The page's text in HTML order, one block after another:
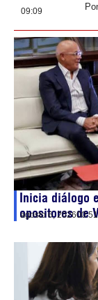
09:09
Inicia diálogo
opositores de
agosto 6, 202600:51